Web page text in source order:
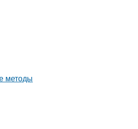
методы